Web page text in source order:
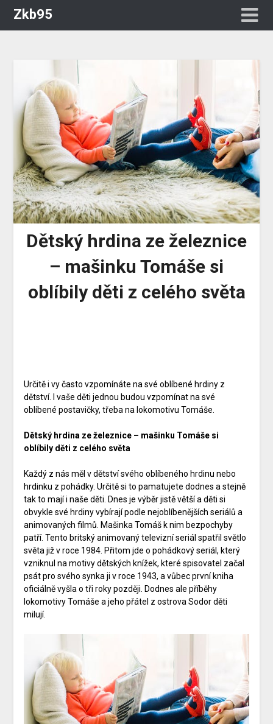
Zkb95
Dětský hrdina ze železnice
– mašinku Tomáše si
oblíbily děti z celého světa
Určitě i vy často vzpomínáte na své oblíbené hrdiny z
dětství. I vaše děti jednou budou vzpomínat na své
oblíbené postavičky, třeba na lokomotivu Tomáše.
Dětský hrdina ze železnice – mašinku Tomáše si
oblíbily děti z celého světa
Každý z nás měl v dětství svého oblíbeného hrdinu nebo
hrdinku z pohádky. Určitě si to pamatujete dodnes a stejně
tak to mají i naše děti. Dnes je výběr jistě větší a děti si
obvykle své hrdiny vybírají podle nejoblíbenějších seriálů a
animovaných filmů. Mašinka Tomáš k nim bezpochyby
patří. Tento britský animovaný televizní seriál spatřil světlo
světa již v roce 1984. Přitom jde o pohádkový seriál, který
vzniknul na motivy dětských knížek, které spisovatel začal
psát pro svého synka ji v roce 1943, a vůbec první kniha
oficiálně vyšla o tři roky později. Dodnes ale příběhy
lokomotivy Tomáše a jeho přátel z ostrova Sodor děti
milují.